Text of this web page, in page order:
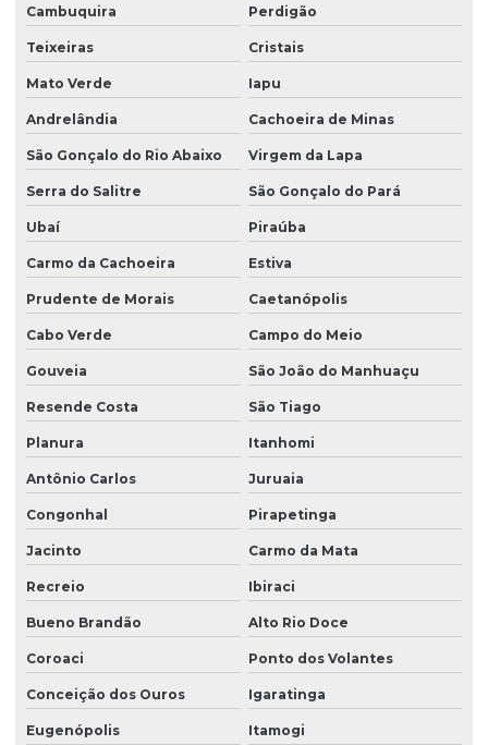
Cambuquira Perdigão
Teixeiras Cristais
Mato Verde Iapu
Andrelândia Cachoeira de Minas
São Gonçalo do Rio Abaixo Virgem da Lapa
Serra do Salitre São Gonçalo do Pará
Ubaí Piraúba
Carmo da Cachoeira Estiva
Prudente de Morais Caetanópolis
Cabo Verde Campo do Meio
Gouveia São João do Manhuaçu
Resende Costa São Tiago
Planura Itanhomi
Antônio Carlos Juruaia
Congonhal Pirapetinga
Jacinto Carmo da Mata
Recreio Ibiraci
Bueno Brandão Alto Rio Doce
Coroaci Ponto dos Volantes
Conceição dos Ouros Igaratinga
Eugenópolis Itamogi